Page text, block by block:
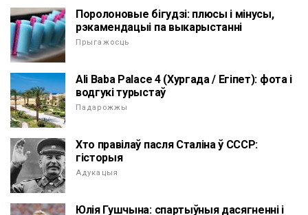
Поролоновые бігудзі: плюсы і мінусы,
рэкамендацыі па выкарыстанні
Прыгажосць
Ali Baba Palace 4 (Хургада / Егіпет): фота і
водгукі турыстаў
Падарожжы
Хто правілаў пасля Сталіна ў СССР:
гісторыя
Адукацыя
Юлія Гушчына: спартыўныя дасягненні і